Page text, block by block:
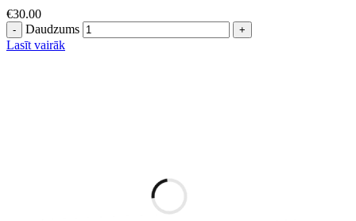
€30.00
Daudzums
Lasīt vairāk